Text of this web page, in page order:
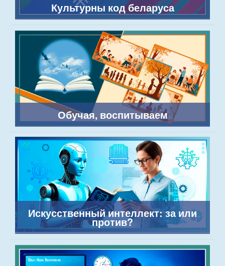
Культурны код беларуса
Обучая, воспитываем
Искусственный интеллект: за или
против?